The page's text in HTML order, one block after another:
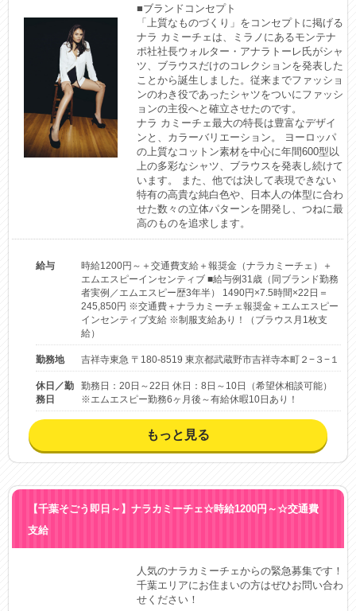
■ブランドコンセプト
「上質なものづくり」をコンセプトに掲げる
ナラ カミーチェは、ミラノにあるモンテナ
ポ社社長ウォルター・アナラトーレ氏がシャ
ツ、ブラウスだけのコレクションを発表した
ことから誕生しました。従来までファッショ
ンのわき役であったシャツをついにファッシ
ョンの主役へと確立させたのです。
ナラ カミーチェ最大の特長は豊富なデザイ
ンと、カラーバリエーション。 ヨーロッパ
の上質なコットン素材を中心に年間600型以
上の多彩なシャツ、ブラウスを発表し続けて
います。 また、他では決して表現できない
特有の高貴な純白色や、日本人の体型に合わ
せた数々の立体パターンを開発し、つねに最
高のものを追求します。
給与
時給1200円～＋交通費支給＋報奨金（ナラカミーチェ）＋
エムエスピーインセンティブ ■給与例31歳（同ブランド勤務
者実例／エムエスピー歴3年半） 1490円×7.5時間×22日＝
245,850円 ※交通費＋ナラカミーチェ報奨金＋エムエスピー
インセンティブ支給 ※制服支給あり！（ブラウス月1枚支
給）
勤務地 吉祥寺東急 〒180-8519 東京都武蔵野市吉祥寺本町２−３−１
休日／勤
務日
勤務日：20日～22日 休日：8日～10日（希望休相談可能）
※エムエスピー勤務6ヶ月後～有給休暇10日あり！
もっと見る
【千葉そごう即日～】ナラカミーチェ☆時給1200円～☆交通費
支給
人気のナラカミーチェからの緊急募集です！
千葉エリアにお住まいの方はぜひお問い合わ
せください！